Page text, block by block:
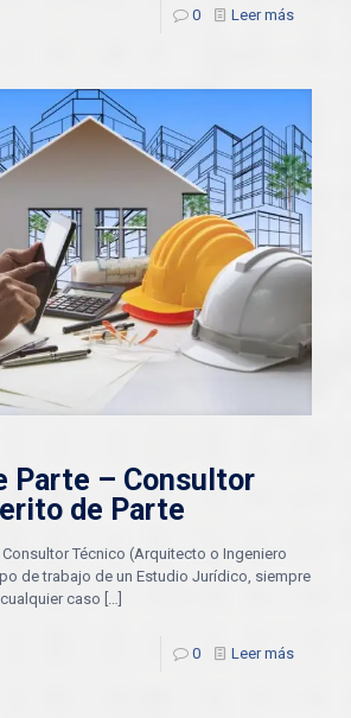
0 Leer más
Parte – Consultor
de Parte
Técnico (Arquitecto o Ingeniero
de trabajo de un Estudio Jurídico, siempre
caso […]
0 Leer más